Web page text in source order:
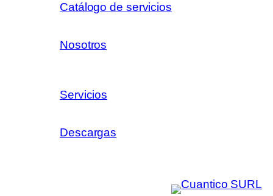
Catálogo de servicios
Nosotros
Servicios
Descargas